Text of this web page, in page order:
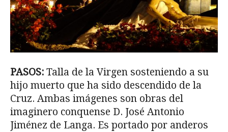
PASOS: Talla de la Virgen sosteniendo a su
hijo muerto que ha sido descendido de la
Cruz. Ambas imágenes son obras del
imaginero conquense D. José Antonio
Jiménez de Langa. Es portado por anderos